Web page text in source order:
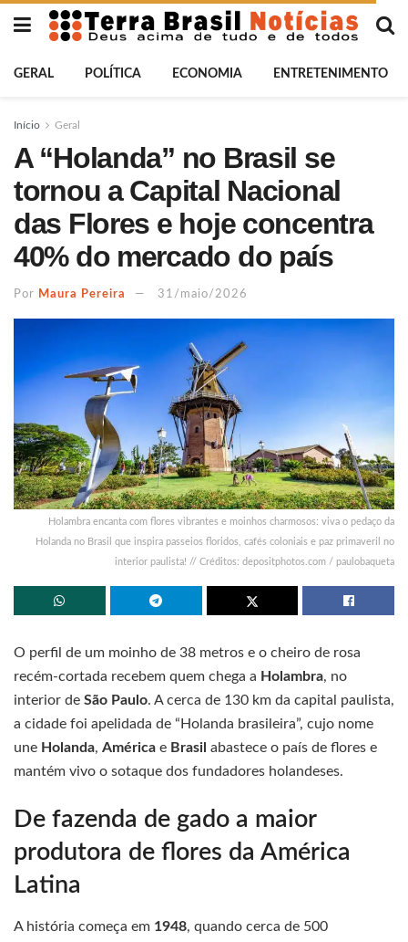
GERAL POLÍTICA ECONOMIA ENTRETENIMENTO
Início Geral
A “Holanda” no Brasil se
tornou a Capital Nacional
das Flores e hoje concentra
40% do mercado do país
Por Maura Pereira 31/maio/2026
Holambra encanta com flores vibrantes e moinhos charmosos: viva o pedaço da
Holanda no Brasil que inspira passeios floridos, cafés coloniais e paz primaveril no
interior paulista! // Créditos: depositphotos.com / paulobaqueta
O perfil de um moinho de 38 metros e o cheiro de rosa
recém-cortada recebem quem chega a Holambra, no
interior de São Paulo. A cerca de 130 km da capital paulista,
a cidade foi apelidada de “Holanda brasileira”, cujo nome
une Holanda, América e Brasil abastece o país de flores e
mantém vivo o sotaque dos fundadores holandeses.
De fazenda de gado a maior
produtora de flores da América
Latina
A história começa em 1948, quando cerca de 500